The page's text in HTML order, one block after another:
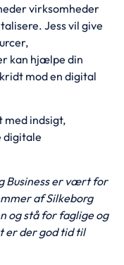
virksomheder
Jess vil give
kan hjælpe din
mod en digital
med indsigt,
digitale
Business er vært for
af Silkeborg
og stå for faglige og
der god tid til